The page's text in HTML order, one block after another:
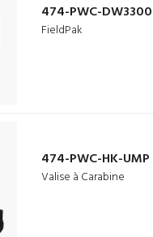
474-PWC-DW3300
FieldPak
474-PWC-HK-UMP
Valise à Carabine